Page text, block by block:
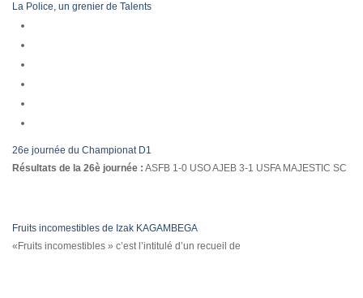
La Police, un grenier de Talents
26e journée du Championat D1
Résultats de la 26è journée : ASFB 1-0 USO AJEB 3-1 USFA MAJESTIC SC
Fruits incomestibles de Izak KAGAMBEGA
«Fruits incomestibles » c’est l’intitulé d’un recueil de